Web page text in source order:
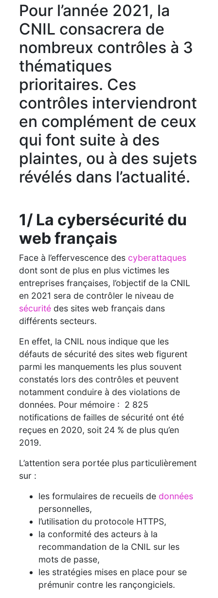
Pour l’année 2021, la
CNIL consacrera de
nombreux contrôles à 3
thématiques
prioritaires. Ces
contrôles interviendront
en complément de ceux
qui font suite à des
plaintes, ou à des sujets
révélés dans l’actualité.
1/ La cybersécurité du
web français
Face à l’effervescence des cyberattaques
dont sont de plus en plus victimes les
entreprises françaises, l’objectif de la CNIL
en 2021 sera de contrôler le niveau de
sécurité des sites web français dans
différents secteurs.
En effet, la CNIL nous indique que les
défauts de sécurité des sites web figurent
parmi les manquements les plus souvent
constatés lors des contrôles et peuvent
notamment conduire à des violations de
données. Pour mémoire : 2 825
notifications de failles de sécurité ont été
reçues en 2020, soit 24 % de plus qu’en
2019.
L’attention sera portée plus particulièrement
sur :
les formulaires de recueils de données
personnelles,
l’utilisation du protocole HTTPS,
la conformité des acteurs à la
recommandation de la CNIL sur les
mots de passe,
les stratégies mises en place pour se
prémunir contre les rançongiciels.